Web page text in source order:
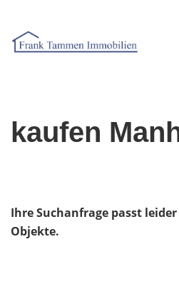
kaufen
Ihre Suchanfrage passt
Objekte.